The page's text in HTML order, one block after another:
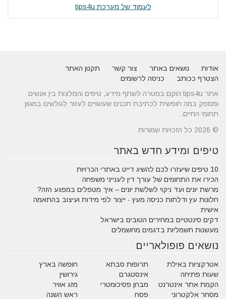
לעמוד של מערכת tips4u
אודות נושאים באתר צור קשר
תקנון האתר
הצטרף ככותב
כניסה לרשומים
אתר tips4u הוקם במטרה לשתף מידע, טיפים והמלצות בין אנשים
ומספק במה חופשית לכתיבת תכנים שעשויים לעזור לגולשים במגוון
תחומי החיים.
© 2026 כל הזכויות שמורות
טיפים ומידע חדש באתר
10 טיפים שיעזרו לכם להשיג דייט באתרי הכרויות
הכירו את התחומים של עורך דין לענייני משפחה
מרשת יונים ועד ניקוי לשלשת יונים – איך מטפלים במפגע הזה?
חלונות עץ ודלתות כניסה מעץ - ייצור לפי מידות ועיצוב בהתאמה
אישית
דקים סינטטיים במחירים הטובים בישראל
מעשנות חשמליות בדגמים מחשמלים
נושאים פופולאריים
אטרקציות באילת תרופות סבתא
חופשה בארץ
שעות פתיחה
אינסטגרם
גירושין
הקמת אתר אינטרנט
מבחן פסיכומטרי
מזג אוויר
מסחר אלקטרוני
פסח ראש השנה